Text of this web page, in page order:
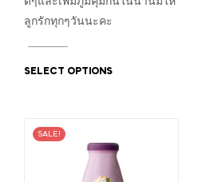
ลูกรักทุกๆวันนะคะ
SELECT OPTIONS
SALE!